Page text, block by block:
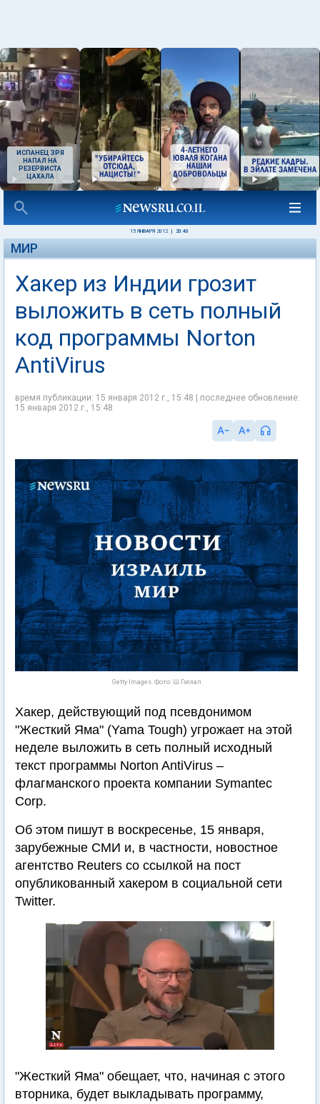
ИСПАНЕЦ ЗРЯ
НАПАЛ НА
РЕЗЕРВИСТА
ЦАХАЛА
15 ЯНВАРЯ 2012 20:40
МИР
Хакер из Индии грозит
выложить в сеть полный
код программы Norton
AntiVirus
время публикации: 15 января 2012 г., 15:48 | последнее обновление:
15 января 2012 г., 15:48
Getty Images. Фото: Ш.Гэллап
Хакер, действующий под псевдонимом
"Жесткий Яма" (Yama Tough) угрожает на этой
неделе выложить в сеть полный исходный
текст программы Norton AntiVirus –
флагманского проекта компании Symantec
Corp.
Об этом пишут в воскресенье, 15 января,
зарубежные СМИ и, в частности, новостное
агентство Reuters со ссылкой на пост
опубликованный хакером в социальной сети
Twitter.
"Жесткий Яма" обещает, что, начиная с этого
вторника, будет выкладывать программу,